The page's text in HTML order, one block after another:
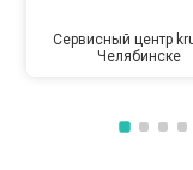
Сервисный центр
Челябинске